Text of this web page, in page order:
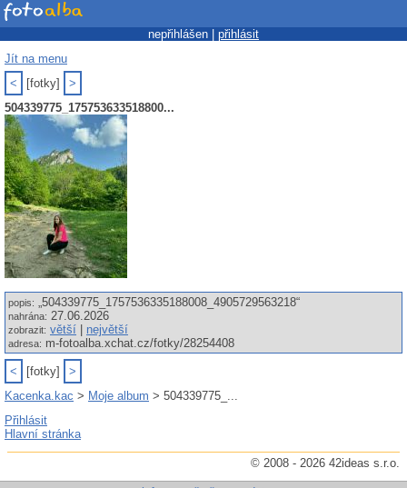
nepřihlášen | přihlásit
Jít na menu
<
[fotky]
>
504339775_175753633518800...
popis: „504339775_1757536335188008_4905729563218“
nahrána: 27.06.2026
zobrazit: větší největší
adresa: m-fotoalba.xchat.cz/fotky/28254408
< [fotky]
>
Kacenka.kac > Moje album > 504339775_...
Přihlásit
Hlavní stránka
© 2008 - 2026 42ideas s.r.o.